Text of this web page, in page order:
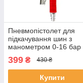
Пневмопістолет для
підкачування шин з
манометром 0-16 бар
399 ₴ 430 ₴
Купити